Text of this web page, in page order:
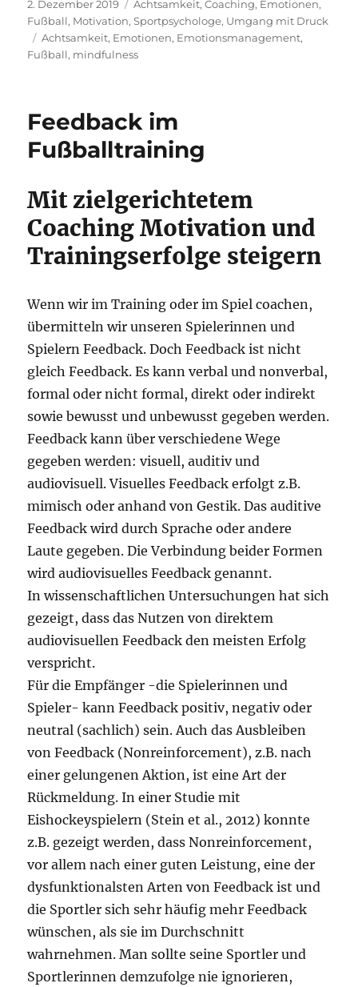
Veröffentlicht
am
2. Dezember 2019 Kategorien
Achtsamkeit,Coaching, Emotionen,
Fußball, Motivation,Sportpsychologe, Umgang mit Druck
Schlagwörter
Achtsamkeit, Emotionen, Emotionsmanagement,
Fußball, mindfulness
Feedback im
Fußballtraining
Mit zielgerichtetem
Coaching Motivation und
Trainingserfolge steigern
Wenn wir im Training oder im Spiel coachen,
übermitteln wir unseren Spielerinnen und
Spielern Feedback. Doch Feedback ist nicht
gleich Feedback. Es kann verbal und nonverbal,
formal oder nicht formal, direkt oder indirekt
sowie bewusst und unbewusst gegeben werden.
Feedback kann über verschiedene Wege
gegeben werden: visuell, auditiv und
audiovisuell. Visuelles Feedback erfolgt z.B.
mimisch oder anhand von Gestik. Das auditive
Feedback wird durch Sprache oder andere
Laute gegeben. Die Verbindung beider Formen
wird audiovisuelles Feedback genannt.
In wissenschaftlichen Untersuchungen hat sich
gezeigt, dass das Nutzen von direktem
audiovisuellen Feedback den meisten Erfolg
verspricht.
Für die Empfänger -die Spielerinnen und
Spieler- kann Feedback positiv, negativ oder
neutral (sachlich) sein. Auch das Ausbleiben
von Feedback (Nonreinforcement), z.B. nach
einer gelungenen Aktion, ist eine Art der
Rückmeldung. In einer Studie mit
Eishockeyspielern (Stein et al., 2012) konnte
z.B. gezeigt werden, dass Nonreinforcement,
vor allem nach einer guten Leistung, eine der
dysfunktionalsten Arten von Feedback ist und
die Sportler sich sehr häufig mehr Feedback
wünschen, als sie im Durchschnitt
wahrnehmen. Man sollte seine Sportler und
Sportlerinnen demzufolge nie ignorieren,